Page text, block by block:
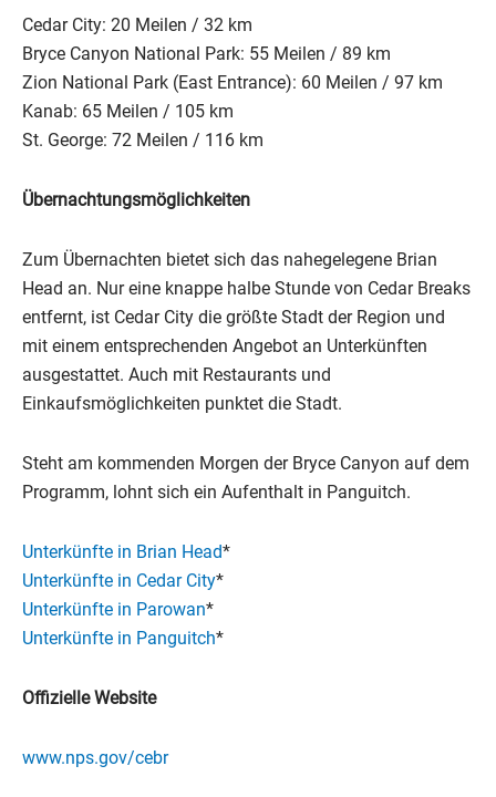
Cedar City: 20 Meilen / 32 km
Bryce Canyon National Park: 55 Meilen / 89 km
Zion National Park (East Entrance): 60 Meilen / 97 km
Kanab: 65 Meilen / 105 km
St. George: 72 Meilen / 116 km
Übernachtungsmöglichkeiten
Zum Übernachten bietet sich das nahegelegene Brian
Head an. Nur eine knappe halbe Stunde von Cedar Breaks
entfernt, ist Cedar City die größte Stadt der Region und
mit einem entsprechenden Angebot an Unterkünften
ausgestattet. Auch mit Restaurants und
Einkaufsmöglichkeiten punktet die Stadt.
Steht am kommenden Morgen der Bryce Canyon auf dem
Programm, lohnt sich ein Aufenthalt in Panguitch.
Unterkünfte in Brian Head*
Unterkünfte in Cedar City*
Unterkünfte in Parowan*
Unterkünfte in Panguitch*
Offizielle Website
www.nps.gov/cebr